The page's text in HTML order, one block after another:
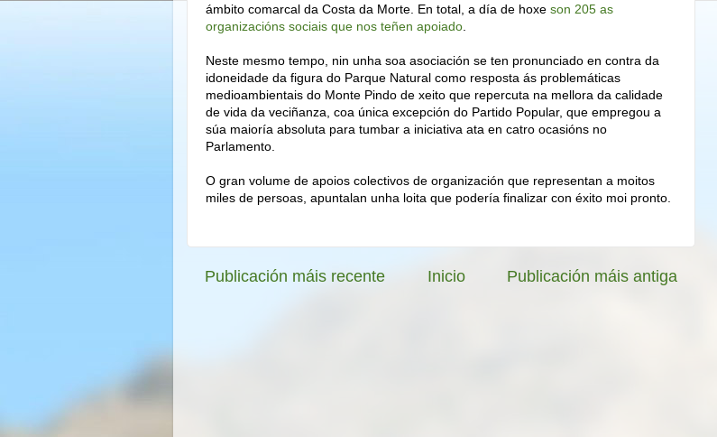
ámbito comarcal da Costa da Morte. En total, a día de hoxe son 205 as
organizacións sociais que nos teñen apoiado
Neste mesmo tempo, nin unha soa asociación se ten pronunciado en contra da
idoneidade da figura do Parque Natural como resposta ás problemáticas
medioambientais do Monte Pindo de xeito que repercuta na mellora da calidade
de vida da veciñanza, coa única excepción do Partido Popular, que empregou a
súa maioría absoluta para tumbar a iniciativa ata en catro ocasións no
Parlamento.
O gran volume de apoios colectivos de organización que representan a moitos
miles de persoas, apuntalan unha loita que podería finalizar con éxito moi pronto.
Publicación máis recente Publicación máis antiga
Inicio